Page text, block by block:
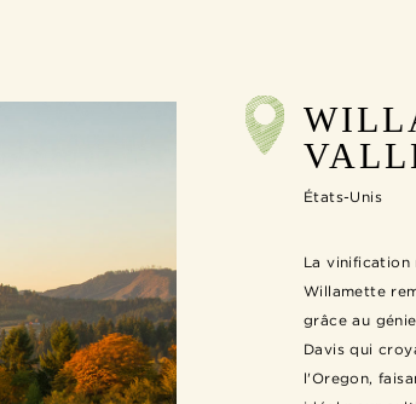
États-Unis
La vinification
Willamette
grâce au
Davis qui
l'Oregon,